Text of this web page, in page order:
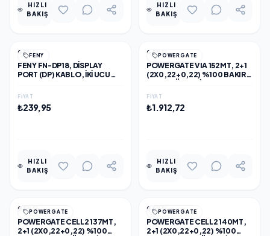
HIZLI
BAKIŞ
HIZLI
BAKIŞ
FENY
GENEL
FENY FN-DP18, DISPLAY
PORT (DP) KABLO, İKI UCU
FIYAT
₺239,95
HIZLI
BAKIŞ
POWERGATE
GENEL
POWERGATE VIA 152MT, 2+1
(2X0,22+0,22) %100 BAKIR,
FIYAT
₺1.912,72
HIZLI
BAKIŞ
POWERGATE
GENEL
POWERGATE CELL2 137MT,
2+1 (2X0,22+0,22) %100
POWERGATE
GENEL
POWERGATE CELL2 140MT,
2+1 (2X0,22+0,22) %100